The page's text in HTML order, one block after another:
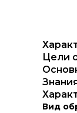
Цели
Вид